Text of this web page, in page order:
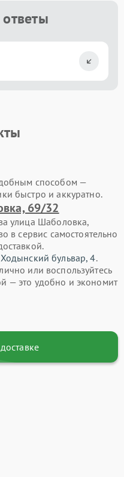
способом —
быстро и аккуратно.
69/32
улица Шаболовка,
в сервис самостоятельно
бульвар, 4.
или воспользуйтесь
— это удобно и экономит